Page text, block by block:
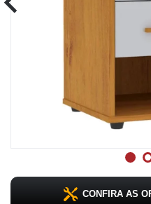
CONFIRA AS